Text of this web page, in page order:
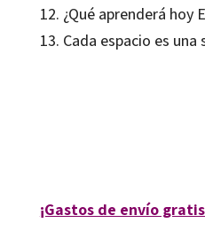
12. ¿Qué aprenderá hoy
13. Cada espacio es una
¡Gastos de envío